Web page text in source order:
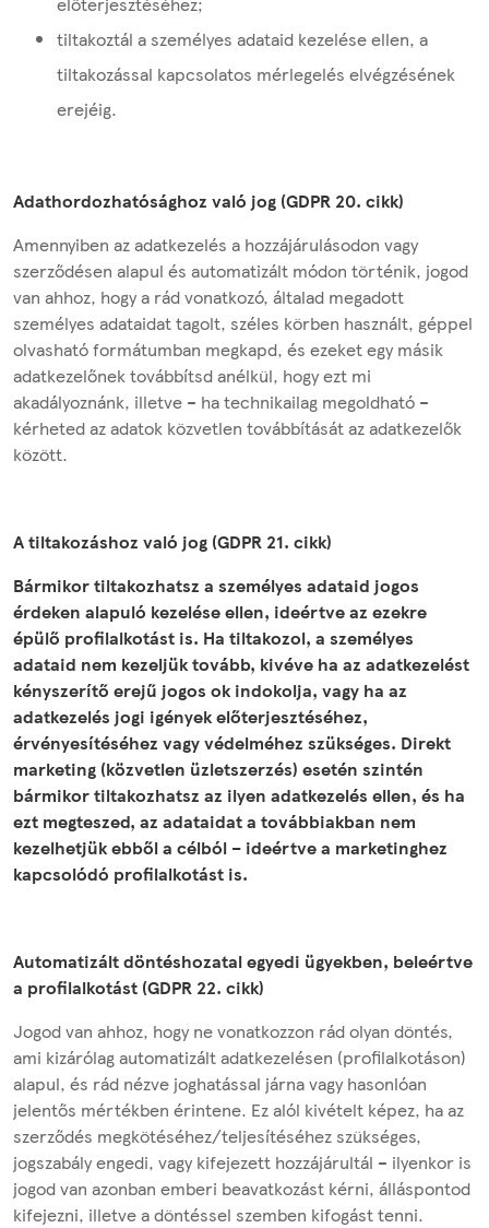
tiltakoztál a személyes adataid kezelése ellen, a
tiltakozással kapcsolatos mérlegelés elvégzésének
erejéig.
Adathordozhatósághoz való jog (GDPR 20. cikk)
Amennyiben az adatkezelés a hozzájárulásodon vagy
szerződésen alapul és automatizált módon történik, jogod
van ahhoz, hogy a rád vonatkozó, általad megadott
személyes adataidat tagolt, széles körben használt, géppel
olvasható formátumban megkapd, és ezeket egy másik
adatkezelőnek továbbítsd anélkül, hogy ezt mi
akadályoznánk, illetve – ha technikailag megoldható –
kérheted az adatok közvetlen továbbítását az adatkezelők
között.
A tiltakozáshoz való jog (GDPR 21. cikk)
Bármikor tiltakozhatsz a személyes adataid jogos
érdeken alapuló kezelése ellen, ideértve az ezekre
épülő profilalkotást is. Ha tiltakozol, a személyes
adataid nem kezeljük tovább, kivéve ha az adatkezelést
kényszerítő erejű jogos ok indokolja, vagy ha az
adatkezelés jogi igények előterjesztéséhez,
érvényesítéséhez vagy védelméhez szükséges. Direkt
marketing (közvetlen üzletszerzés) esetén szintén
bármikor tiltakozhatsz az ilyen adatkezelés ellen, és ha
ezt megteszed, az adataidat a továbbiakban nem
kezelhetjük ebből a célból – ideértve a marketinghez
kapcsolódó profilalkotást is.
Automatizált döntéshozatal egyedi ügyekben, beleértve
a profilalkotást (GDPR 22. cikk)
Jogod van ahhoz, hogy ne vonatkozzon rád olyan döntés,
ami kizárólag automatizált adatkezelésen (profilalkotáson)
alapul, és rád nézve joghatással járna vagy hasonlóan
jelentős mértékben érintene. Ez alól kivételt képez, ha az
szerződés megkötéséhez/teljesítéséhez szükséges,
jogszabály engedi, vagy kifejezett hozzájárultál – ilyenkor is
jogod van azonban emberi beavatkozást kérni, álláspontod
kifejezni, illetve a döntéssel szemben kifogást tenni.